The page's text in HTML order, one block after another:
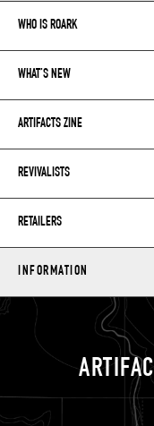
WHO IS ROARK
WHAT’S NEW
ARTIFACTS ZINE
REVIVALISTS
RETAILERS
INFORMATION